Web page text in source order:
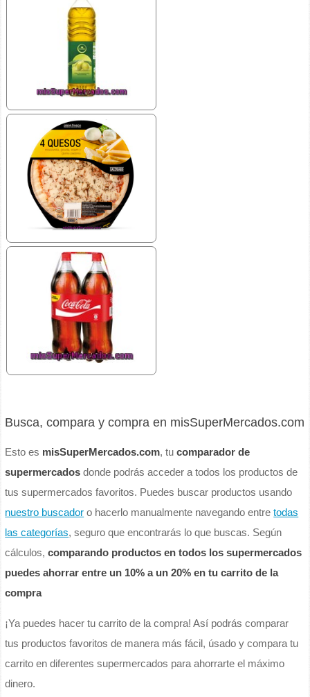
Busca, compara y compra en misSuperMercados.com
Esto es misSuperMercados.com, tucomparador de
supermercados donde podrás acceder a todos los productos de
tus supermercados favoritos. Puedes buscar productos usando
nuestro buscador o hacerlo manualmente navegando entretodas
las categorías, seguro que encontrarás lo que buscas. Según
cálculos,comparando productos en todos los supermercados
puedes ahorrar entre un 10% a un 20% en tu carrito de la
compra
¡Ya puedes hacer tu carrito de la compra! Así podrás comparar
tus productos favoritos de manera más fácil, úsado y compara tu
carrito en diferentes supermercados para ahorrarte el máximo
dinero.